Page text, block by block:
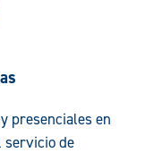
presenciales en
servicio de